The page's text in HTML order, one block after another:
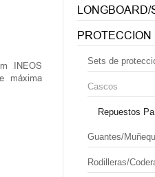
INEOS
máxima
LONGBOARD/
PROTECCION
Sets de
Cascos
Repuestos
Guantes/
Rodilleras/